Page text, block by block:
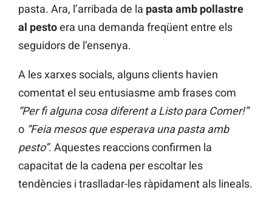
pasta. Ara, l’arribada de la pasta amb pollastre
al pestoera una demanda freqüent entre els
seguidors de l’ensenya.
A les xarxes socials, alguns clients havien
comentat el seu entusiasme amb frases com
“Per fi alguna cosa diferent a Listo para Comer!”
o “Feia mesos que esperava una pasta amb
pesto”. Aquestes reaccions confirmen la
capacitat de la cadena per escoltar les
tendències i traslladar-les ràpidament als lineals.